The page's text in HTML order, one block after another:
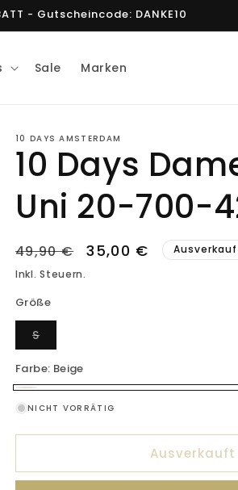
- Gutscheincode: DANKE10
Sale Marken
10 DAYS AMSTERDAM
10 Days
Uni 20-700-
Normaler
Preis
49,90 € Verkaufspreis
35,00 €
Inkl. Steuern.
Größe
SVariante
ausverkauft
nicht
verfügbar
Farbe: Beige
NICHT VORRÄTIG
Ausverkauft